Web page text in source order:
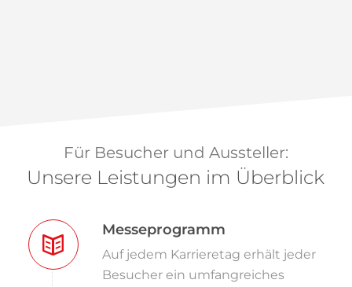
Für Besucher und Aussteller:
Unsere Leistungen im Überblick
Messeprogramm
Auf jedem Karrieretag erhält jeder
Besucher ein umfangreiches